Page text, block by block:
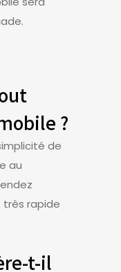
?
de
au
rapide
t-il